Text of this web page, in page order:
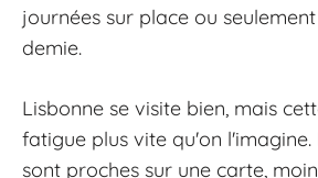
journées sur place ou
demie.
Lisbonne se visite bien, mais
fatigue plus vite qu'on
sont proches sur une carte,